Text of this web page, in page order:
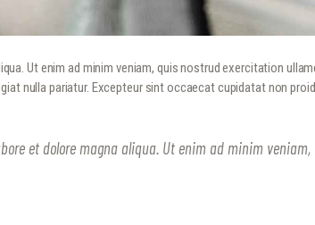
Ut enim ad minim veniam, quis nostrud exercitation
nulla pariatur. Excepteur sint occaecat cupidatat non
et dolore magna aliqua. Ut enim ad minim veniam,